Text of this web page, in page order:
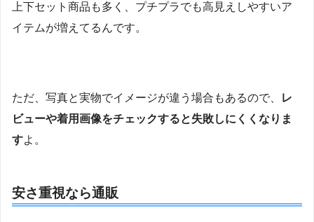
上下セット商品も多く、プチプラでも高見えしやすいア
イテムが増えてるんです。
ただ、写真と実物でイメージが違う場合もあるので、
レ
ビューや着用画像をチェックすると失敗しにくくなりま
すよ。
安さ重視なら通販